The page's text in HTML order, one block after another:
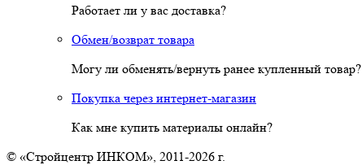
Работает ли у вас доставка?
Обмен/возврат товара
Могу ли обменять/вернуть ранее купленный товар?
Покупка через интернет-магазин
Как мне купить материалы онлайн?
© «Стройцентр ИНКОМ», 2011-2026 г.